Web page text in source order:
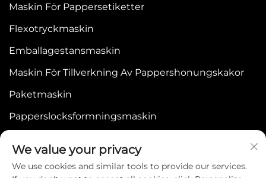
Maskin För Pappersetiketter
Flexotryckmaskin
Emballagestansmaskin
Maskin För Tillverkning Av Pappershonungskakor
Paketmaskin
Papperslocksformningsmaskin
We value your privacy
We use cookies and similar tools to provide our services.